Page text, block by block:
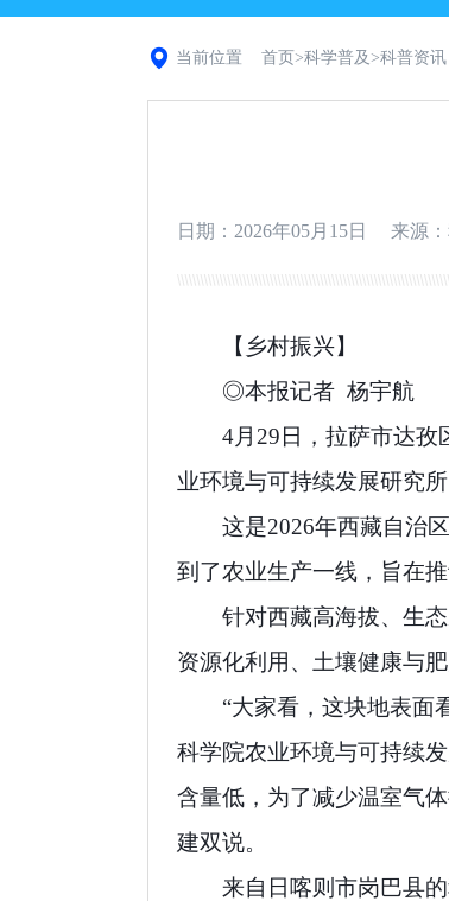
当前位置 首页 >科学普及 >科普资讯
日期：2026年05月15日 来源
【乡村振兴】
◎本报记者 杨宇航
4月29日，拉萨市达
业环境与可持续发展研究
这是2026年西藏自治
到了农业生产一线，旨在
针对西藏高海拔、生
资源化利用、土壤健康与
“大家看，这块地表面
科学院农业环境与可持续
含量低，为了减少温室气
建双说。
来自日喀则市岗巴县